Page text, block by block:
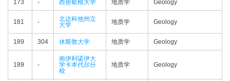
173 - 西密歇根大学 地质学 Geology
181 -
北达科他州立
大学
地质学 Geology
189 304 休斯敦大学 地质学 Geology
189 -
南伊利诺伊大
学卡本代尔分
校
地质学 Geology